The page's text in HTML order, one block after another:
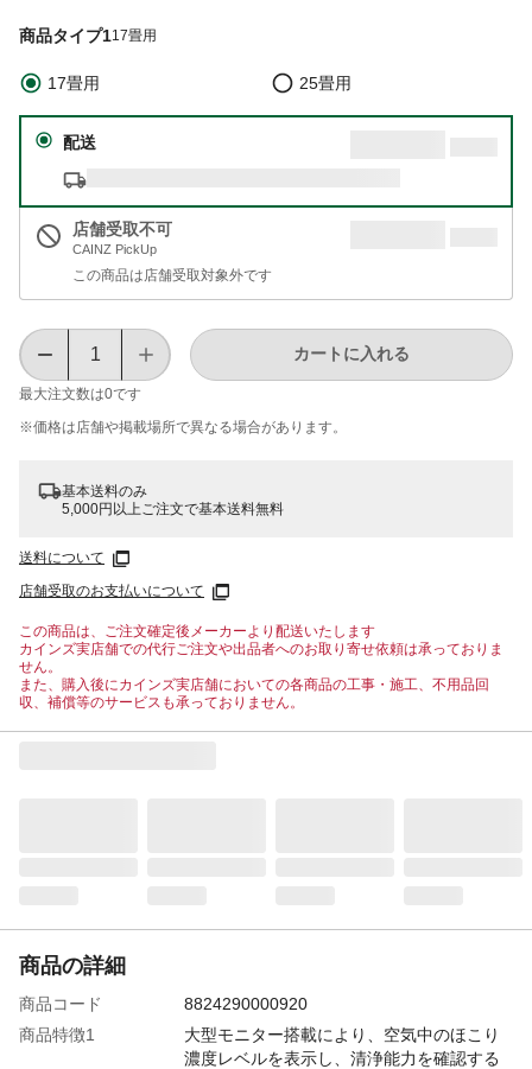
商品タイプ117畳用
17畳用 25畳用
配送
店舗受取不可
CAINZ PickUp
この商品は店舗受取対象外です
最大注文数は0です
カートに入れる
※価格は​店舗や​掲載場所で​異なる​場合が​あります。
基本送料のみ
5,000円以上ご注文で基本送料無料
送料について
店舗受取のお支払いについて
この商品は、ご注文確定後メーカーより配送いたします
カインズ実店舗での代行ご注文や出品者へのお取り寄せ依頼は承っておりま
せん。
また、購入後にカインズ実店舗においての各商品の工事・施工、不用品回
収、補償等のサービスも承っておりません。
商品の詳細
商品コード
8824290000920
商品特徴1
大型モニター搭載により、空気中のほこり
濃度レベルを表示し、清浄能力を確認する